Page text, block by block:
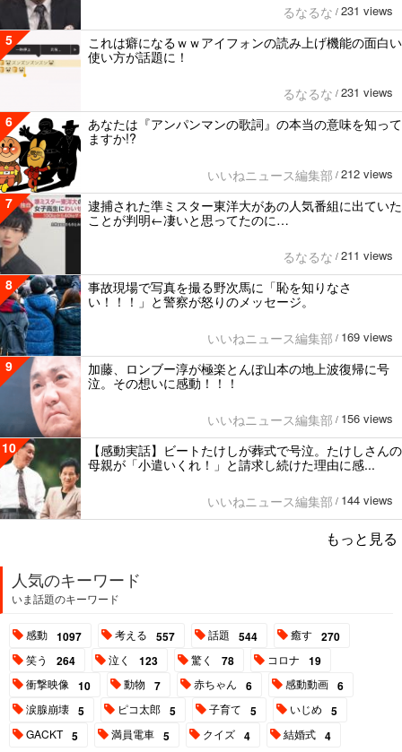
るなるな / 231 views
5
これは癖になるｗｗアイフォンの読み上げ機能の面白い
使い方が話題に！
るなるな / 231 views
6
あなたは『アンパンマンの歌詞』の本当の意味を知って
ますか!?
いいねニュース編集部 / 212 views
7
逮捕された準ミスター東洋大があの人気番組に出ていた
ことが判明←凄いと思ってたのに…
るなるな / 211 views
8
事故現場で写真を撮る野次馬に「恥を知りなさ
い！！！」と警察が怒りのメッセージ。
いいねニュース編集部 / 169 views
9
加藤、ロンブー淳が極楽とんぼ山本の地上波復帰に号
泣。その想いに感動！！！
いいねニュース編集部 / 156 views
10
【感動実話】ビートたけしが葬式で号泣。たけしさんの
母親が「小遣いくれ！」と請求し続けた理由に感...
いいねニュース編集部 / 144 views
もっと見る
人気のキーワード
いま話題のキーワード
感動 1097 考える 557 話題 544 癒す 270
笑う 264 泣く 123 驚く 78 コロナ 19
衝撃映像 10 動物 7 赤ちゃん 6 感動動画 6
涙腺崩壊 5 ピコ太郎 5 子育て 5 いじめ 5
GACKT 5 満員電車 5 クイズ 4 結婚式 4